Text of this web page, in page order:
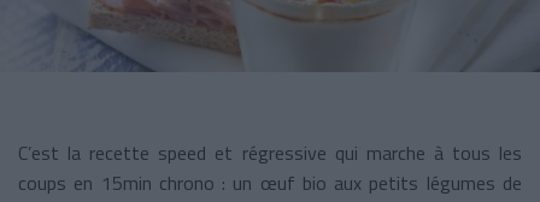
C’est la recette speed et régressive qui marche à tous les
coups en 15min chrono : un œuf bio aux petits légumes de